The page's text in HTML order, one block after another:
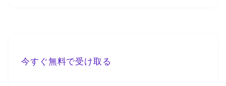
今すぐ無料で受け取る